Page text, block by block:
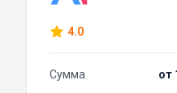
4.0
Сумма
от